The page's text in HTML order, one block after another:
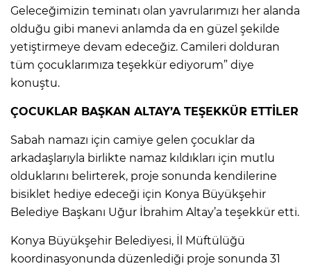
Geleceğimizin teminatı olan yavrularımızı her alanda
olduğu gibi manevi anlamda da en güzel şekilde
yetiştirmeye devam edeceğiz. Camileri dolduran
tüm çocuklarımıza teşekkür ediyorum” diye
konuştu.
ÇOCUKLAR BAŞKAN ALTAY’A TEŞEKKÜR ETTİLER
Sabah namazı için camiye gelen çocuklar da
arkadaşlarıyla birlikte namaz kıldıkları için mutlu
olduklarını belirterek, proje sonunda kendilerine
bisiklet hediye edeceği için Konya Büyükşehir
Belediye Başkanı Uğur İbrahim Altay’a teşekkür etti.
Konya Büyükşehir Belediyesi, İl Müftülüğü
koordinasyonunda düzenlediği proje sonunda 31